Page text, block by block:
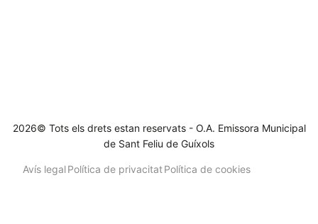
2026© Tots els drets estan reservats - O.A. Emissora Municipal
de Sant Feliu de Guíxols
Avís legalPolítica de privacitatPolítica de cookies